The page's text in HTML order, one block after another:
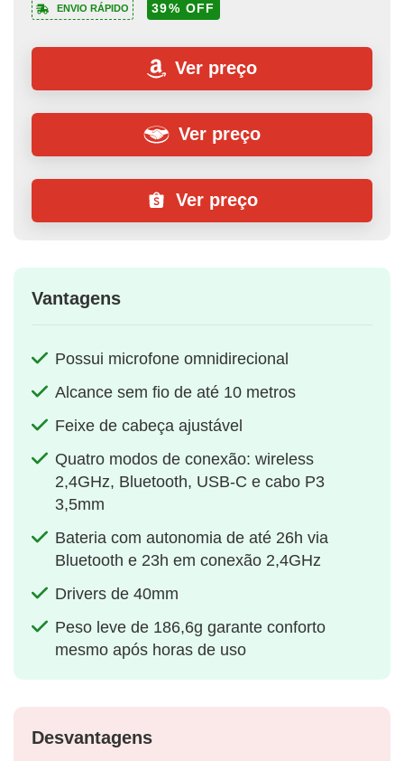
ENVIO RÁPIDO 39% OFF
Ver preço
Ver preço
Ver preço
Vantagens
Possui microfone omnidirecional
Alcance sem fio de até 10 metros
Feixe de cabeça ajustável
Quatro modos de conexão: wireless
2,4GHz, Bluetooth, USB-C e cabo P3
3,5mm
Bateria com autonomia de até 26h via
Bluetooth e 23h em conexão 2,4GHz
Drivers de 40mm
Peso leve de 186,6g garante conforto
mesmo após horas de uso
Desvantagens